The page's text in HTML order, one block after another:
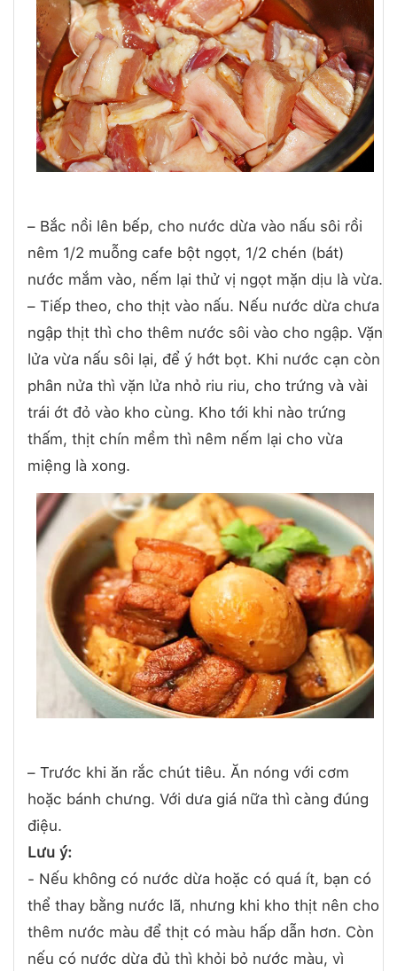
– Bắc nồi lên bếp, cho nước dừa vào nấu sôi rồi
nêm 1/2 muỗng cafe bột ngọt, 1/2 chén (bát)
nước mắm vào, nếm lại thử vị ngọt mặn dịu là vừa.
– Tiếp theo, cho thịt vào nấu. Nếu nước dừa chưa
ngập thịt thì cho thêm nước sôi vào cho ngập. Vặn
lửa vừa nấu sôi lại, để ý hớt bọt. Khi nước cạn còn
phân nửa thì vặn lửa nhỏ riu riu, cho trứng và vài
trái ớt đỏ vào kho cùng. Kho tới khi nào trứng
thấm, thịt chín mềm thì nêm nếm lại cho vừa
miệng là xong.
– Trước khi ăn rắc chút tiêu. Ăn nóng với cơm
hoặc bánh chưng. Với dưa giá nữa thì càng đúng
điệu.
Lưu ý:
- Nếu không có nước dừa hoặc có quá ít, bạn có
thể thay bằng nước lã, nhưng khi kho thịt nên cho
thêm nước màu để thịt có màu hấp dẫn hơn. Còn
nếu có nước dừa đủ thì khỏi bỏ nước màu, vì